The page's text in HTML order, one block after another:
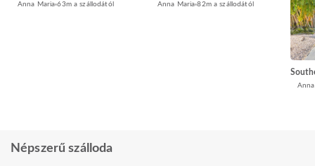
Anna Maria 63m a szállodától Anna Maria 82m a szállodától
Népszerű szálloda